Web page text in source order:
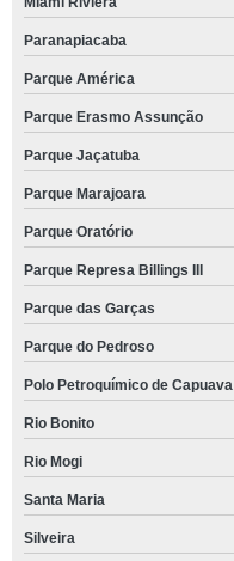
Paranapiacaba
Parque América
Parque Erasmo Assunção
Parque Jaçatuba
Parque Marajoara
Parque Oratório
Parque Represa Billings III
Parque das Garças
Parque do Pedroso
Polo Petroquímico de Capuava
Rio Bonito
Rio Mogi
Santa Maria
Silveira